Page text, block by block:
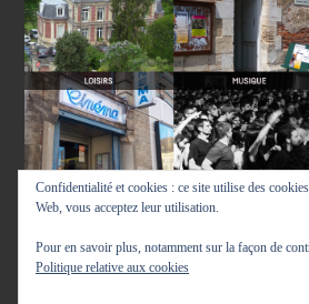
Confidentialité et cookies : ce site utilise des
Web, vous acceptez leur utilisation.
Pour en savoir plus, notamment sur la façon de
Politique relative aux cookies